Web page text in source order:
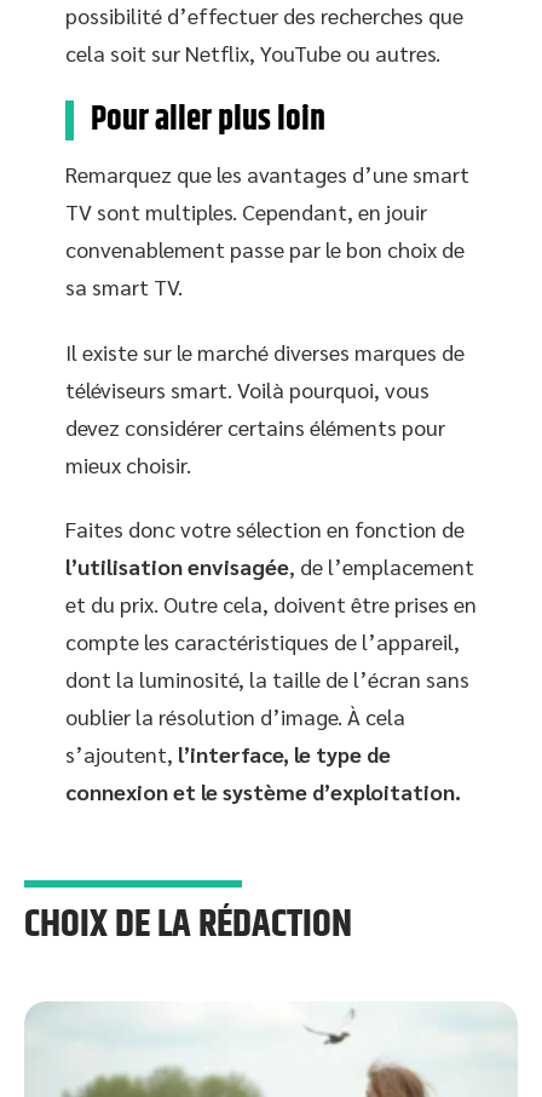
possibilité d’effectuer des recherches que
cela soit sur Netflix, YouTube ou autres.
Pour aller plus loin
Remarquez que les avantages d’une smart
TV sont multiples. Cependant, en jouir
convenablement passe par le bon choix de
sa smart TV.
Il existe sur le marché diverses marques de
téléviseurs smart. Voilà pourquoi, vous
devez considérer certains éléments pour
mieux choisir.
Faites donc votre sélection en fonction de
l’utilisation envisagée, de l’emplacement
et du prix. Outre cela, doivent être prises en
compte les caractéristiques de l’appareil,
dont la luminosité, la taille de l’écran sans
oublier la résolution d’image. À cela
s’ajoutent, l’interface, le type de
connexion et le système d’exploitation.
CHOIX DE LA RÉDACTION